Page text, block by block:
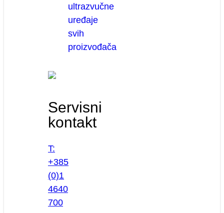
ultrazvučne
uređaje
svih
proizvođača
Servisni
kontakt
T:
+385
(0)1
4640
700